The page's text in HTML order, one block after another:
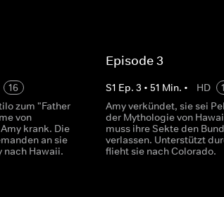
16
zum "Father
von
krank. Die
an sie
nach Hawaii.
Episode 3
S1 Ep. 3 • 51 Min. • HD
Amy verkündet, sie sei
der Mythologie von
muss ihre Sekte den
verlassen. Unterstützt
flieht sie nach Colorado.